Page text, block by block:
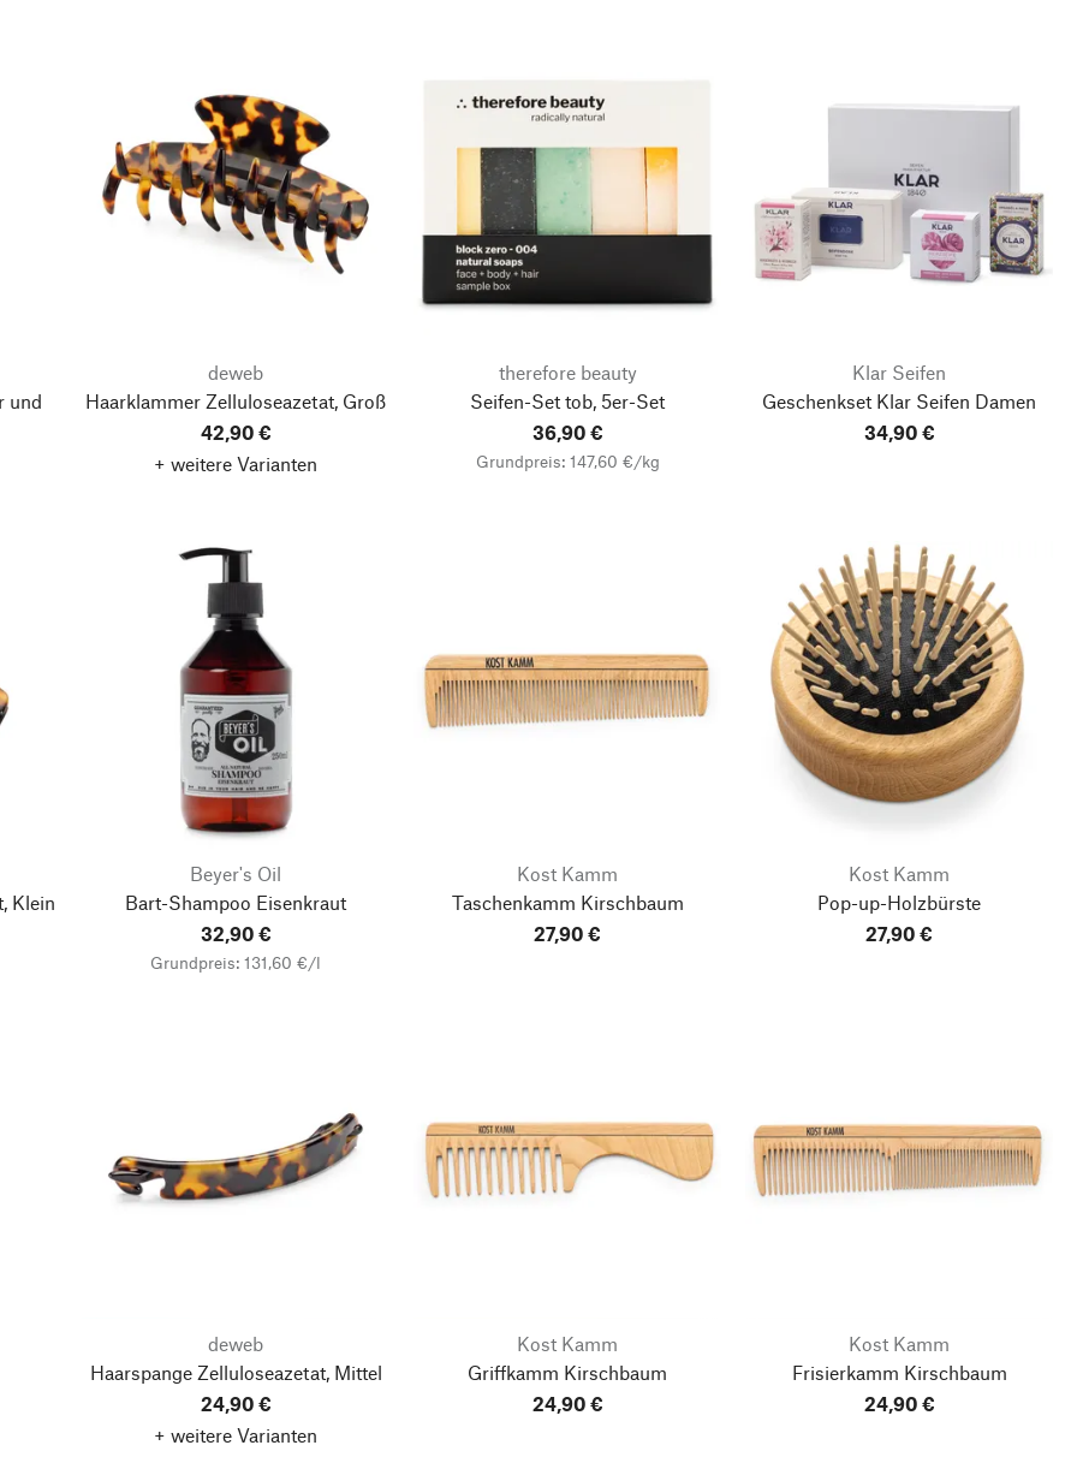
und
deweb
Haarklammer Zelluloseazetat, Groß
42,90 €
+ weitere Varianten
therefore beauty
Seifen-Set tob, 5er-Set
36,90 €
Grundpreis: 147,60 €/kg
Klar Seifen
Geschenkset Klar Seifen Damen
34,90 €
Klein
Beyer's Oil
Bart-Shampoo Eisenkraut
32,90 €
Grundpreis: 131,60 €/l
Kost Kamm
Taschenkamm Kirschbaum
27,90 €
Kost Kamm
Pop-up-Holzbürste
27,90 €
deweb
Haarspange Zelluloseazetat, Mittel
24,90 €
+ weitere Varianten
Kost Kamm
Griffkamm Kirschbaum
24,90 €
Kost Kamm
Frisierkamm Kirschbaum
24,90 €